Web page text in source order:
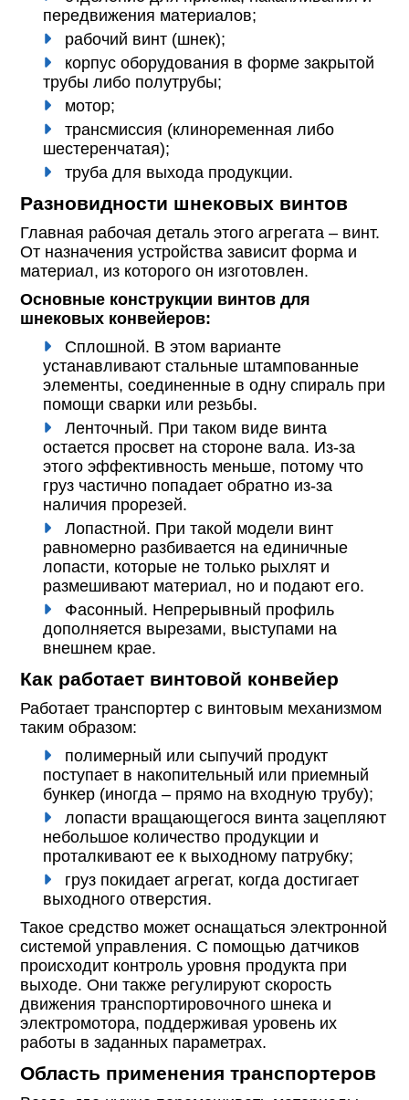
передвижения материалов;
рабочий винт (шнек);
корпус оборудования в форме закрытой
трубы либо полутрубы;
мотор;
трансмиссия (клиноременная либо
шестеренчатая);
труба для выхода продукции.
Разновидности шнековых винтов
Главная рабочая деталь этого агрегата – винт.
От назначения устройства зависит форма и
материал, из которого он изготовлен.
Основные конструкции винтов для
шнековых конвейеров:
Сплошной. В этом варианте
устанавливают стальные штампованные
элементы, соединенные в одну спираль при
помощи сварки или резьбы.
Ленточный. При таком виде винта
остается просвет на стороне вала. Из-за
этого эффективность меньше, потому что
груз частично попадает обратно из-за
наличия прорезей.
Лопастной. При такой модели винт
равномерно разбивается на единичные
лопасти, которые не только рыхлят и
размешивают материал, но и подают его.
Фасонный. Непрерывный профиль
дополняется вырезами, выступами на
внешнем крае.
Как работает винтовой конвейер
Работает транспортер с винтовым механизмом
таким образом:
полимерный или сыпучий продукт
поступает в накопительный или приемный
бункер (иногда – прямо на входную трубу);
лопасти вращающегося винта зацепляют
небольшое количество продукции и
проталкивают ее к выходному патрубку;
груз покидает агрегат, когда достигает
выходного отверстия.
Такое средство может оснащаться электронной
системой управления. С помощью датчиков
происходит контроль уровня продукта при
выходе. Они также регулируют скорость
движения транспортировочного шнека и
электромотора, поддерживая уровень их
работы в заданных параметрах.
Область применения транспортеров